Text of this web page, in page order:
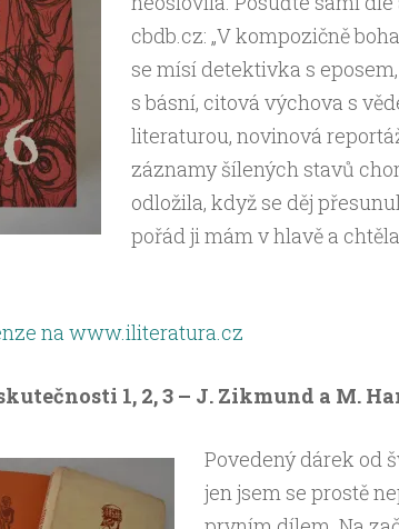
cbdb.cz: „V kompozičně
se mísí detektivka s
s básní, citová výchova s
literaturou, novinová
záznamy šílených stavů
odložila, když se děj
pořád ji mám v hlavě a
na www.iliteratura.cz
1, 2, 3 – J. Zikmund a M.
Povedený dárek od
jen jsem se prostě